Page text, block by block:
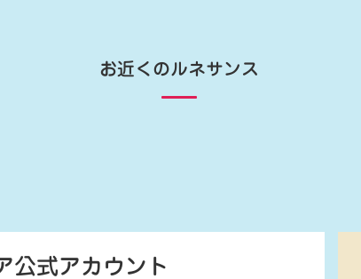
お近くのルネサンス
公式アカウント